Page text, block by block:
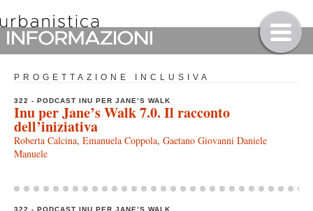
PROGETTAZIONE INCLUSIVA
322 - PODCAST INU PER JANE’S WALK
Inu per Jane’s Walk 7.0. Il racconto
dell’iniziativa
Roberta Calcina, Emanuela Coppola, Gaetano Giovanni Daniele
Manuele
322 - PODCAST INU PER JANE’S WALK